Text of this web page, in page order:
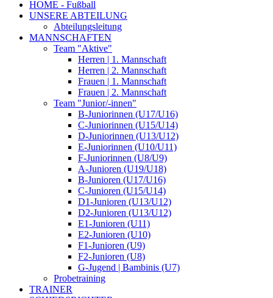
HOME - Fußball
UNSERE ABTEILUNG
Abteilungsleitung
MANNSCHAFTEN
Team "Aktive"
Herren | 1. Mannschaft
Herren | 2. Mannschaft
Frauen | 1. Mannschaft
Frauen | 2. Mannschaft
Team "Junior/-innen"
B-Juniorinnen (U17/U16)
C-Juniorinnen (U15/U14)
D-Juniorinnen (U13/U12)
E-Juniorinnen (U10/U11)
F-Juniorinnen (U8/U9)
A-Junioren (U19/U18)
B-Junioren (U17/U16)
C-Junioren (U15/U14)
D1-Junioren (U13/U12)
D2-Junioren (U13/U12)
E1-Junioren (U11)
E2-Junioren (U10)
F1-Junioren (U9)
F2-Junioren (U8)
G-Jugend | Bambinis (U7)
Probetraining
TRAINER